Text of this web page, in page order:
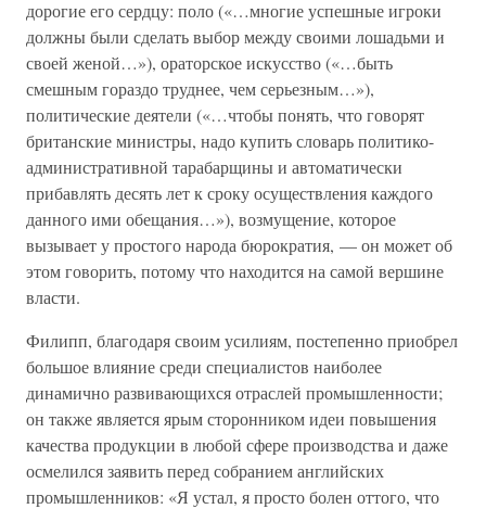
дорогие его сердцу: поло («…многие успешные игроки
должны были сделать выбор между своими лошадьми и
своей женой…»), ораторское искусство («…быть
смешным гораздо труднее, чем серьезным…»),
политические деятели («…чтобы понять, что говорят
британские министры, надо купить словарь политико-
административной тарабарщины и автоматически
прибавлять десять лет к сроку осуществления каждого
данного ими обещания…»), возмущение, которое
вызывает у простого народа бюрократия, — он может об
этом говорить, потому что находится на самой вершине
власти.
Филипп, благодаря своим усилиям, постепенно приобрел
большое влияние среди специалистов наиболее
динамично развивающихся отраслей промышленности;
он также является ярым сторонником идеи повышения
качества продукции в любой сфере производства и даже
осмелился заявить перед собранием английских
промышленников: «Я устал, я просто болен оттого, что